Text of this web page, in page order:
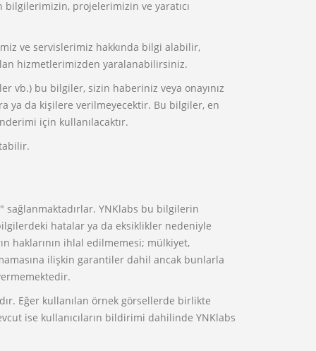
bilgilerimizin, projelerimizin ve yaratıcı
ve servislerimiz hakkında bilgi alabilir,
hizmetlerimizden yaralanabilirsiniz.
vb.) bu bilgiler, sizin haberiniz veya onayınız
ya da kişilere verilmeyecektir. Bu bilgiler, en
için kullanılacaktır.
YNKlabs bu bilgilerin
hatalar ya da eksiklikler nedeniyle
haklarının ihlal edilmemesi; mülkiyet,
ilişkin garantiler dahil ancak bunlarla
Eğer kullanılan örnek görsellerde birlikte
ise kullanıcıların bildirimi dahilinde YNKlabs